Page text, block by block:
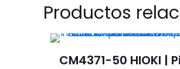
Productos
CM4371-50 HIOKI |